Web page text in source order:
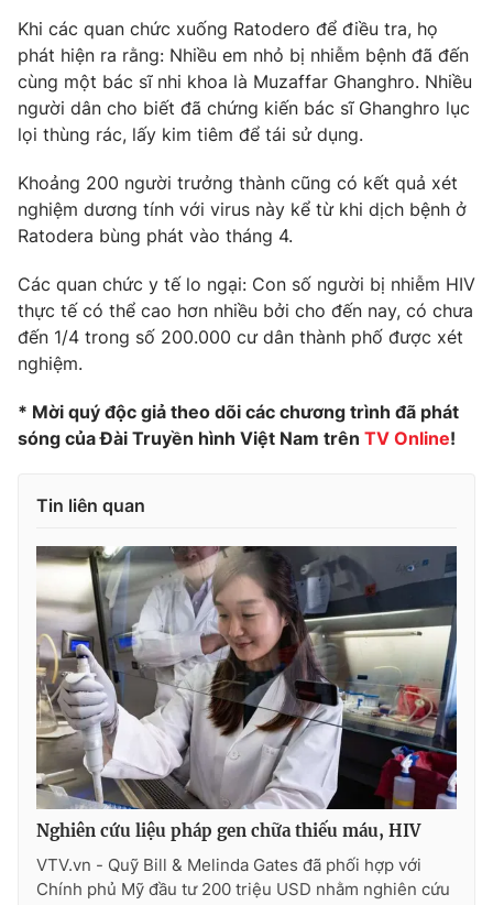
Khán giả
Giải sao mai
Âm nhạc
Sao
Du lịch
Làm đẹp
Chất lượng cuộc sống
Giáo dục
Tuyển sinh
Công nghệ
Hitech Công nghệ tương lai
Sản phẩm
Tư vấn
Giao lưu trực tuyến
Chuyên mục khác
Photo Infographic
Video
VTV Money VTV Thể thao
VTV Sức khoẻ Bất động sản
Thị trường 24h Tấm lòng Việt
VTV4 Vươn mình bằng AI
VTV9 VTV8
Liên hệ tòa soạn English
Khi các quan chức xuống Ratodero để điều tra, họ
phát hiện ra rằng: Nhiều em nhỏ bị nhiễm bệnh đã đến
cùng một bác sĩ nhi khoa là Muzaffar Ghanghro. Nhiều
người dân cho biết đã chứng kiến bác sĩ Ghanghro lục
lọi thùng rác, lấy kim tiêm để tái sử dụng.
Khoảng 200 người trưởng thành cũng có kết quả xét
nghiệm dương tính với virus này kể từ khi dịch bệnh ở
Ratodera bùng phát vào tháng 4.
Các quan chức y tế lo ngại: Con số người bị nhiễm HIV
thực tế có thể cao hơn nhiều bởi cho đến nay, có chưa
đến 1/4 trong số 200.000 cư dân thành phố được xét
nghiệm.
* Mời quý độc giả theo dõi các chương trình đã phát
sóng của Đài Truyền hình Việt Nam trên TV Online!
Tin liên quan
Nghiên cứu liệu pháp gen chữa thiếu máu, HIV
VTV.vn - Quỹ Bill & Melinda Gates đã phối hợp với
Chính phủ Mỹ đầu tư 200 triệu USD nhằm nghiên cứu